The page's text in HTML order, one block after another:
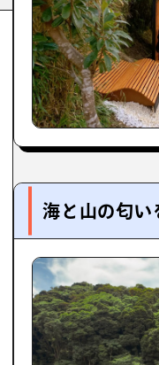
海と山の匂い